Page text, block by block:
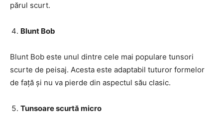
părul scurt.
Blunt Bob
Blunt Bob este unul dintre cele mai populare tunsori
scurte de peisaj. Acesta este adaptabil tuturor formelor
de față și nu va pierde din aspectul său clasic.
Tunsoare scurtă micro